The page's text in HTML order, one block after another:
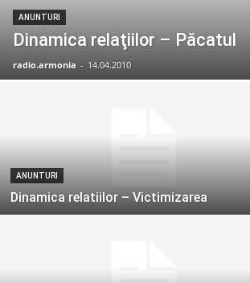
ANUNTURI
Dinamica relaţiilor – Păcatul
radio.armonia - 14.04.2010
ANUNTURI
Dinamica relatiilor – Victimizarea